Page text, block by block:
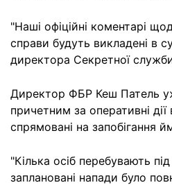
"Наші офіційні коментарі
справи будуть викладені в
директора Секретної
Директор ФБР Кеш Патель
причетним за оперативні
спрямовані на запобігання
"Кілька осіб перебувають
заплановані напади було